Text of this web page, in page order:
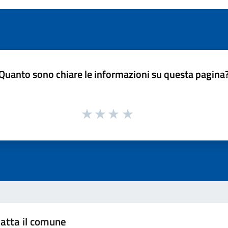
sono chiare le informazioni su questa
il comune